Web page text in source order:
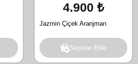
4.900 ₺
Jazmin Çiçek Aranjman
Sepete Ekle